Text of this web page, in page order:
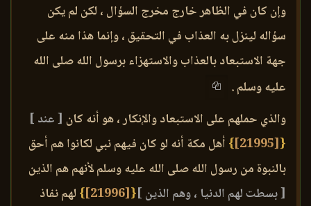
وإن كان في الظاهر خارج مخرج السؤال ، لكن لم يكن
سؤاله لينزل به العذاب في التحقيق ، وإنما هذا منه على
جهة الاستبعاد بالعذاب والاستهزاء برسول الله صلى الله
عليه وسلم .
والذي حملهم على الاستبعاد والإنكار ، هو أنه كان [ عند ]
{
[21995]
} أهل مكة أنه لو كان فيهم نبي لكانوا هم أحق
بالنبوة من رسول الله صلى الله عليه وسلم لأنهم هم الذين
[ بسطت لهم الدنيا ، وهم الذين ]{
[21996]
} لهم نفاذ